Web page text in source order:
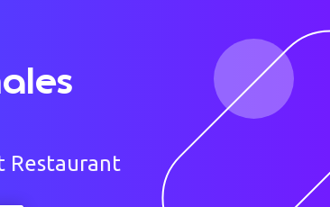
Restaurant